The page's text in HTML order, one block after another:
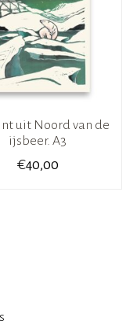
uit Noord van de
ijsbeer. A3
€40,00